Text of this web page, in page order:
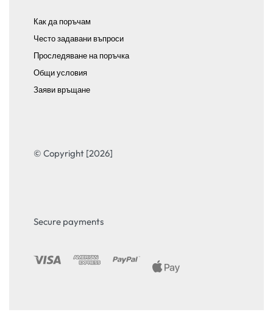
Как да поръчам
Често задавани въпроси
Проследяване на поръчка
Общи условия
Заяви връщане
© Copyright [2026]
Secure payments